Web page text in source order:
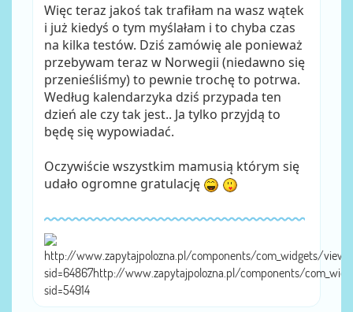
Więc teraz jakoś tak trafiłam na wasz wątek
i już kiedyś o tym myślałam i to chyba czas
na kilka testów. Dziś zamówię ale ponieważ
przebywam teraz w Norwegii (niedawno się
przenieśliśmy) to pewnie trochę to potrwa.
Według kalendarzyka dziś przypada ten
dzień ale czy tak jest.. Ja tylko przyjdą to
będę się wypowiadać.
Oczywiście wszystkim mamusią którym się
udało ogromne gratulację
http://www.zapytajpolozna.pl/components/com_widgets/
sid=64867http://www.zapytajpolozna.pl/components/
sid=54914